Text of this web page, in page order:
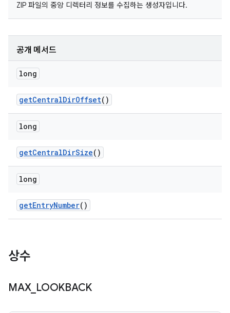
ZIP 파일의 중앙 디렉터리 정보를 수집하는 생성자입니다.
공개 메서드
long
getCentralDirOffset()
long
getCentralDirSize()
long
getEntryNumber()
상수
MAX_ LOOKBACK